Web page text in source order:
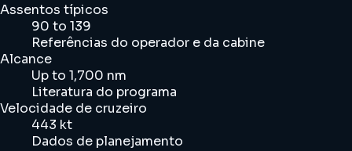
Assentos típicos
90 to 139
Referências do operador e da cabine
Alcance
Up to 1,700 nm
Literatura do programa
Velocidade de cruzeiro
443 kt
Dados de planejamento